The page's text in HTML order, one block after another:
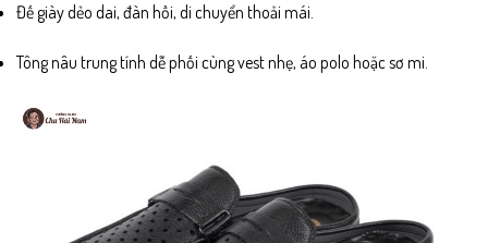
Đế giày dẻo dai, đàn hồi, di chuyển thoải mái.
Tông nâu trung tính dễ phối cùng vest nhẹ, áo polo hoặc sơ mi.